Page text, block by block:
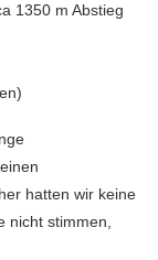
1350 m Abstieg
hatten wir keine
nicht stimmen,